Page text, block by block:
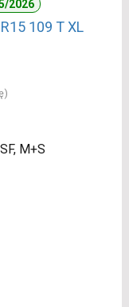
2026
109 T XL
M+S